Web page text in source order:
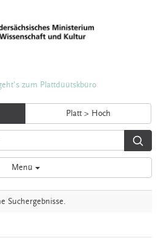
zum Plattdüütskbüro
Platt > Hoch
Menü
Suchergebnisse.